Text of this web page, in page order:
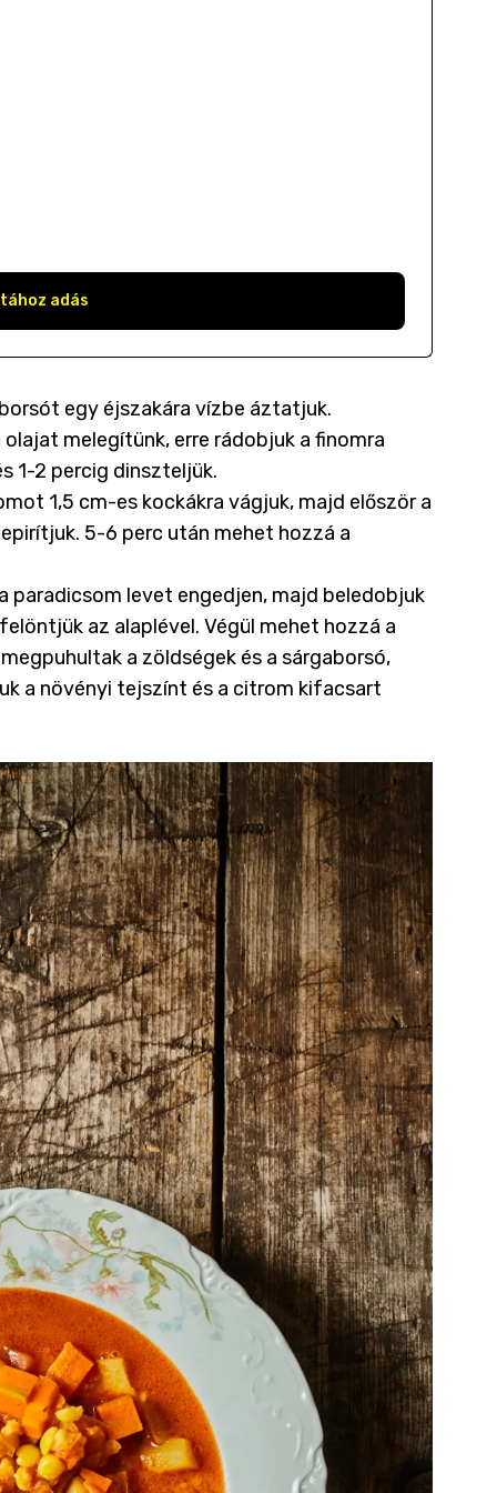
adás
egy éjszakára vízbe áztatjuk.
melegítünk, erre rádobjuk a finomra
1-2 percig dinszteljük.
1,5 cm-es kockákra vágjuk, majd először a
5-6 perc után mehet hozzá a
paradicsom levet engedjen, majd beledobjuk
az alaplével. Végül mehet hozzá a
a zöldségek és a sárgaborsó,
a növényi tejszínt és a citrom kifacsart